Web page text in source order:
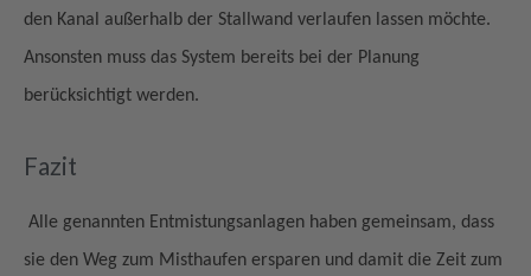
den Kanal außerhalb der Stallwand verlaufen lassen möchte.
Ansonsten muss das System bereits bei der Planung
berücksichtigt werden.
Fazit
Alle genannten Entmistungsanlagen haben gemeinsam, dass
sie den Weg zum Misthaufen ersparen und damit die Zeit zum